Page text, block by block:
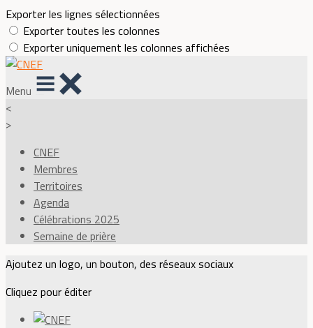
Exporter les lignes sélectionnées
Exporter toutes les colonnes
Exporter uniquement les colonnes affichées
Menu
<
>
CNEF
Membres
Territoires
Agenda
Célébrations 2025
Semaine de prière
Ajoutez un logo, un bouton, des réseaux sociaux
Cliquez pour éditer